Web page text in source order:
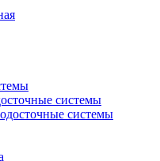
системы
системы